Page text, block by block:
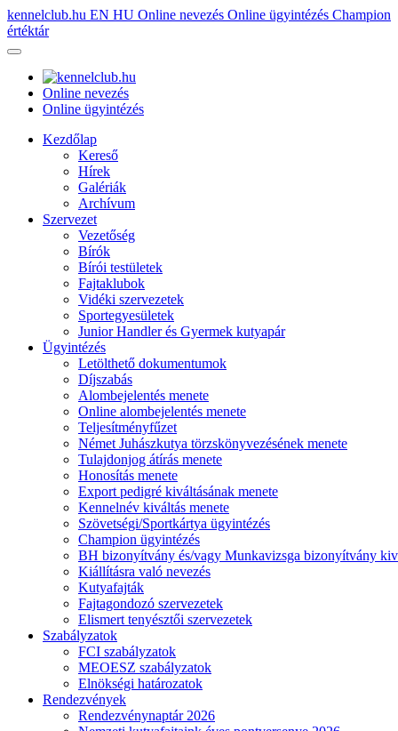
kennelclub.hu EN HU Online nevezés Online ügyintézés Champion
értéktár
Online nevezés
Online ügyintézés
Kezdőlap
Kereső
Hírek
Galériák
Archívum
Szervezet
Vezetőség
Bírók
Bírói testületek
Fajtaklubok
Vidéki szervezetek
Sportegyesületek
Junior Handler és Gyermek kutyapár
Ügyintézés
Letölthető dokumentumok
Díjszabás
Alombejelentés menete
Online alombejelentés menete
Teljesítményfűzet
Német Juhászkutya törzskönyvezésének menete
Tulajdonjog átírás menete
Honosítás menete
Export pedigré kiváltásának menete
Kennelnév kiváltás menete
Szövetségi/Sportkártya ügyintézés
Champion ügyintézés
BH bizonyítvány és/vagy Munkavizsga bizonyítvány
Kiállításra való nevezés
Kutyafajták
Fajtagondozó szervezetek
Elismert tenyésztői szervezetek
Szabályzatok
FCI szabályzatok
MEOESZ szabályzatok
Elnökségi határozatok
Rendezvények
Rendezvénynaptár 2026